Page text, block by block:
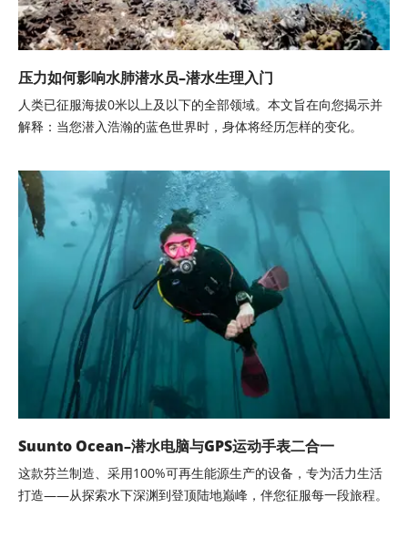
压力如何影响水肺潜水员–潜水生理入门
人类已征服海拔0米以上及以下的全部领域。本文旨在向您揭示并
解释：当您潜入浩瀚的蓝色世界时，身体将经历怎样的变化。
Suunto Ocean–潜水电脑与GPS运动手表二合一
这款芬兰制造、采用100%可再生能源生产的设备，专为活力生活
打造——从探索水下深渊到登顶陆地巅峰，伴您征服每一段旅程。